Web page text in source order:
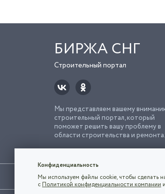
БИРЖА СНГ
Строительный портал
Мы представляем вашему
строительный портал, который
поможет решить вашу проблему в
области строительства и ремонта.
Использование сайта, в том числе
владельца.
Конфиденциальность
Мы используем файлы cookie, чтобы сделать
с Политикой конфиденциальности компании